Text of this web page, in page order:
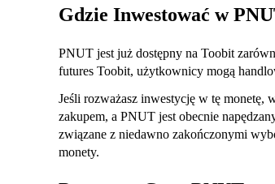
Gdzie Inwestować w
PNUT jest już dostępny na Toobit
futures Toobit, użytkownicy mogą
Jeśli rozważasz inwestycję w tę monetę,
zakupem, a PNUT jest obecnie
związane z niedawno zakończonymi
monety.